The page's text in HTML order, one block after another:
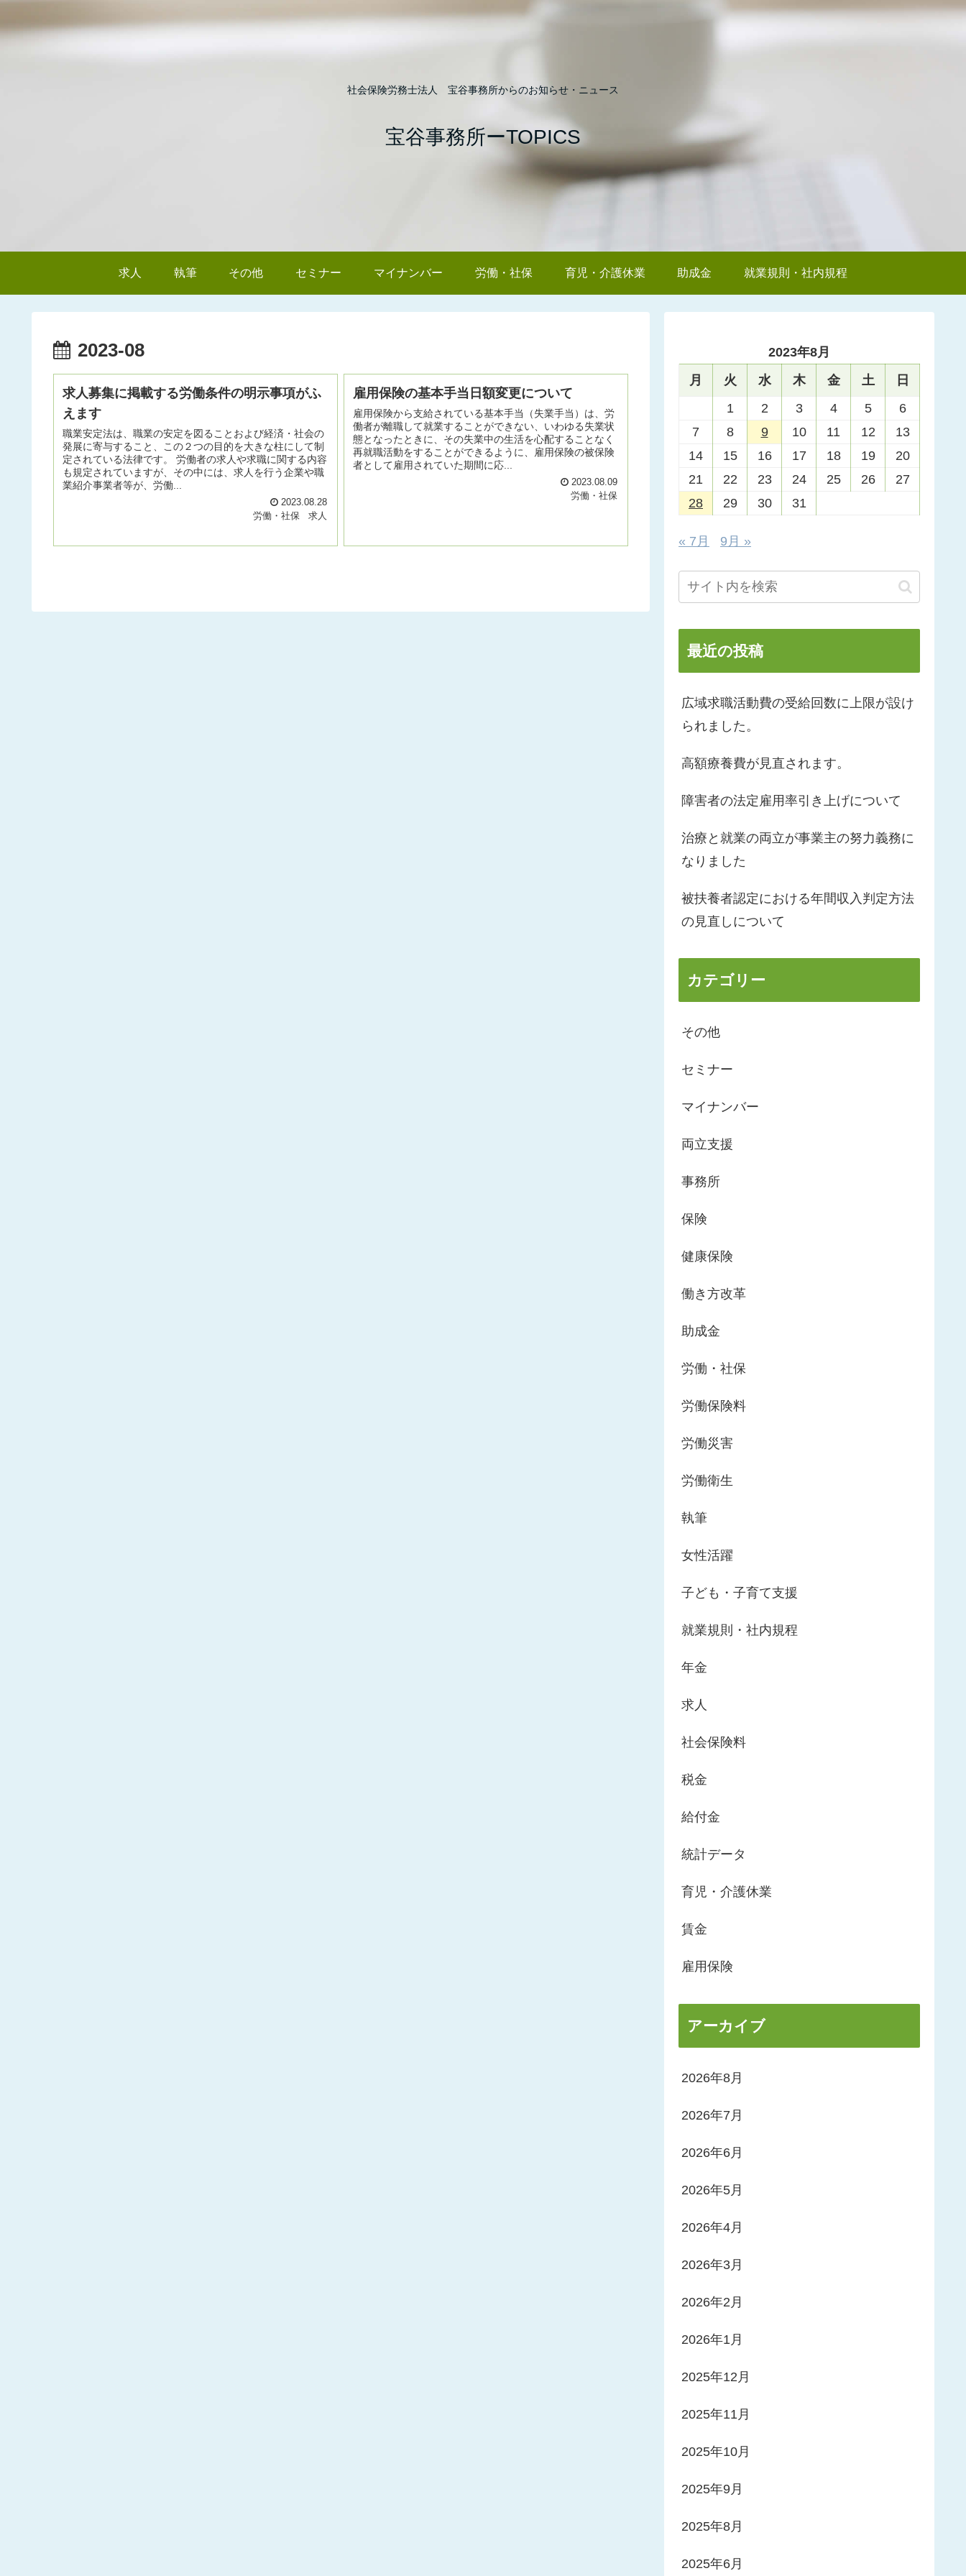
社会保険労務士法人 宝谷事務所からのお知らせ・ニュース
宝谷事務所ーTOPICS
求人 執筆 その他 セミナー マイナンバー 労働・社保 育児・介護休業 助成金 就業規則・社内規程
2023-08
求人募集に掲載する労働条件の明示事項がふ
えます
職業安定法は、職業の安定を図ることおよび経済・社会の
発展に寄与すること、この２つの目的を大きな柱にして制
定されている法律です。 労働者の求人や求職に関する内容
も規定されていますが、その中には、求人を行う企業や職
業紹介事業者等が、労働...
2023.08.28
労働・社保
求人
雇用保険の基本手当日額変更について
雇用保険から支給されている基本手当（失業手当）は、労
働者が離職して就業することができない、いわゆる失業状
態となったときに、その失業中の生活を心配することなく
再就職活動をすることができるように、雇用保険の被保険
者として雇用されていた期間に応...
2023.08.09
労働・社保
2023年8月
月
火 水 木 金 土
日
1
2 3 4 5
6
7
8 9 10 11 12
13
14
15 16 17 18 19
20
21
22 23 24 25 26
27
28
29 30 31
« 7月 9月 »
最近の投稿
広域求職活動費の受給回数に上限が設け
られました。
高額療養費が見直されます。
障害者の法定雇用率引き上げについて
治療と就業の両立が事業主の努力義務に
なりました
被扶養者認定における年間収入判定方法
の見直しについて
カテゴリー
その他
セミナー
マイナンバー
両立支援
事務所
保険
健康保険
働き方改革
助成金
労働・社保
労働保険料
労働災害
労働衛生
執筆
女性活躍
子ども・子育て支援
就業規則・社内規程
年金
求人
社会保険料
税金
給付金
統計データ
育児・介護休業
賃金
雇用保険
アーカイブ
2026年8月
2026年7月
2026年6月
2026年5月
2026年4月
2026年3月
2026年2月
2026年1月
2025年12月
2025年11月
2025年10月
2025年9月
2025年8月
2025年6月